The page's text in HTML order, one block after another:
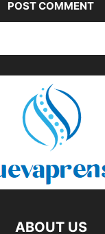
ABOUT US